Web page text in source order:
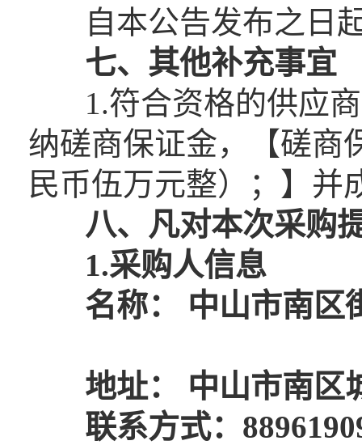
自本公告发布之日
七、其他补充事宜
1.符合资格的供应
纳磋商保证金，【磋商
民币伍万元整）；】并
八、凡对本次采购提
1.采购人信息
名称： 中山市南区
地址： 中山市南区
联系方式：